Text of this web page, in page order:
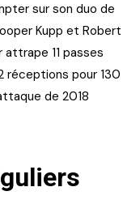
sur son duo de
Kupp et Robert
11 passes
réceptions pour 130
de 2018